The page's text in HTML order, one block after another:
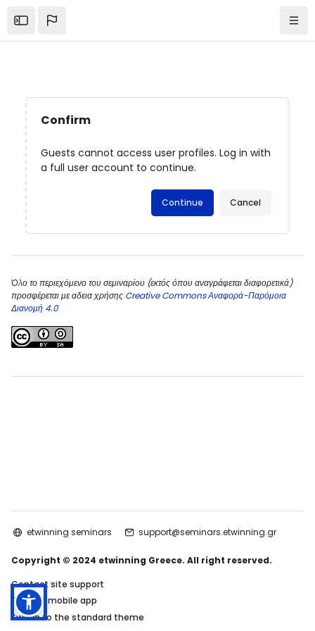
Open the sidebar
Confirm
Guests cannot access user profiles. Log in with
a full user account to continue.
Cancel
Continue
Όλο το περιεχόμενο του σεμιναρίου (εκτός όπου αναγράφεται διαφορετικά)
προσφέρεται με αδεια χρήσης Creative Commons Αναφορά-Παρόμοια
Διανομή 4.0
etwinning seminars support@seminars.etwinning.gr
Copyright © 2024 etwinning Greece. All right reserved.
Contact site support
Get the mobile app
Switch to the standard theme